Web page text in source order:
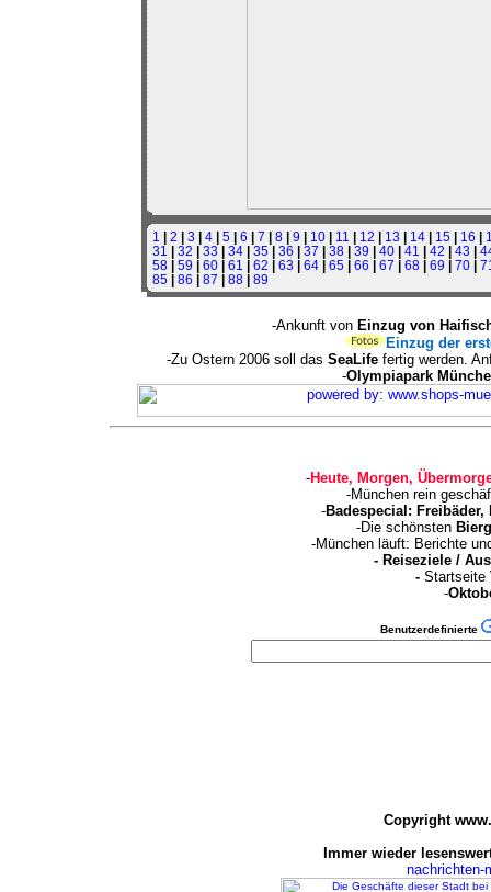
1 | 2 | 3 | 4| 5| 6 | 7 | 8| 9 | 10| 11 | 12 | 13 | 14| 15| 16 |
31 | 32 | 33 | 34| 35| 36 | 37 | 38| 39 | 40| 41 | 42 | 43 |
58| 59 | 60| 61 | 62 | 63 | 64| 65| 66 | 67 | 68| 69 | 70|
85| 86 | 87 | 88| 89
-Ankunft von Einzug von
Einzug der
-Zu Ostern 2006 soll das SeaLife fertig werden.
-Olympiapark
-Heute, Morgen,
-München rein
-Badespecial: Freibäder,
-Die schönsten
-München läuft: Berichte
- Reiseziele /
- Startseite
-
Benutzerdefinierte
Copyright
Immer wieder
nachrichten-